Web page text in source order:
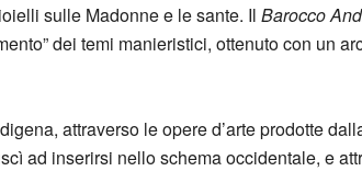
sulle Madonne e le sante. Il Barocco
dei temi manieristici, ottenuto con un
attraverso le opere d’arte prodotte
ad inserirsi nello schema occidentale, e